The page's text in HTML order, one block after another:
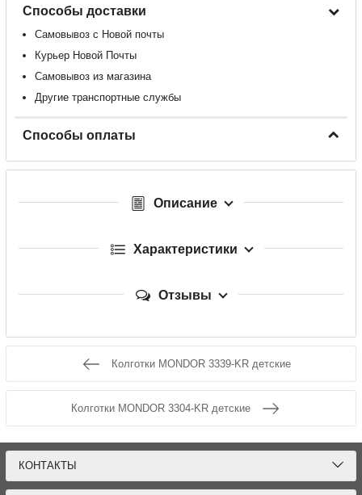
Способы доставки
Самовывоз с Новой почты
Курьер Новой Почты
Самовывоз из магазина
Другие транспортные службы
Способы оплаты
Описание
Характеристики
Отзывы
Колготки MONDOR 3339-KR детские
Колготки MONDOR 3304-KR детские
КОНТАКТЫ